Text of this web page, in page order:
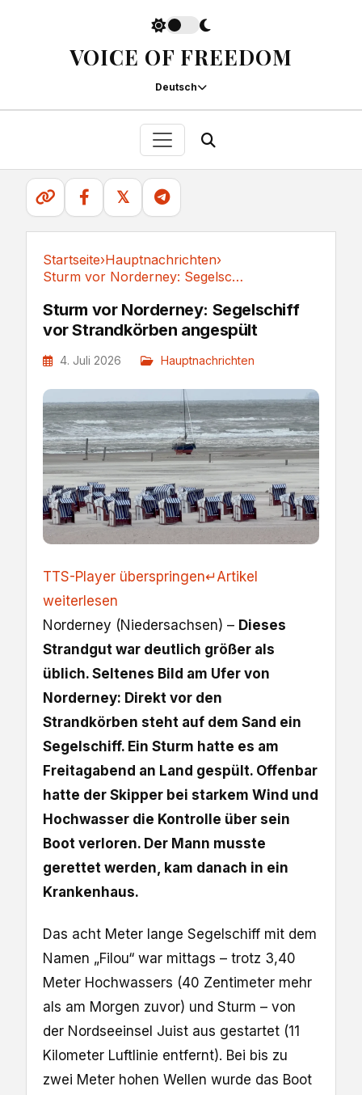
VOICE OF FREEDOM
Deutsch
𝕏
Startseite›Hauptnachrichten›
Sturm vor Norderney: Segelschiff vor...
Sturm vor Norderney: Segelschiff
vor Strandkörben angespült
4. Juli 2026 Hauptnachrichten
TTS-Player überspringen↵Artikel
weiterlesen
Norderney (Niedersachsen) – Dieses
Strandgut war deutlich größer als
üblich. Seltenes Bild am Ufer von
Norderney: Direkt vor den
Strandkörben steht auf dem Sand ein
Segelschiff. Ein Sturm hatte es am
Freitagabend an Land gespült. Offenbar
hatte der Skipper bei starkem Wind und
Hochwasser die Kontrolle über sein
Boot verloren. Der Mann musste
gerettet werden, kam danach in ein
Krankenhaus.
Das acht Meter lange Segelschiff mit dem
Namen „Filou“ war mittags – trotz 3,40
Meter Hochwassers (40 Zentimeter mehr
als am Morgen zuvor) und Sturm – von
der Nordseeinsel Juist aus gestartet (11
Kilometer Luftlinie entfernt). Bei bis zu
zwei Meter hohen Wellen wurde das Boot